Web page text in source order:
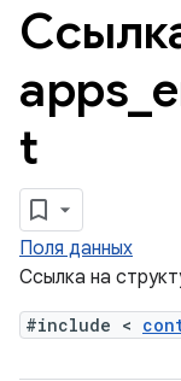
apps
t
Поля данных
Ссылка на
#include <